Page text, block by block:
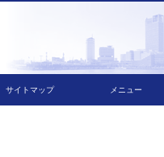
サイトマップ メニュー